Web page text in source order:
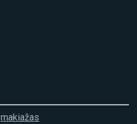
makiažas